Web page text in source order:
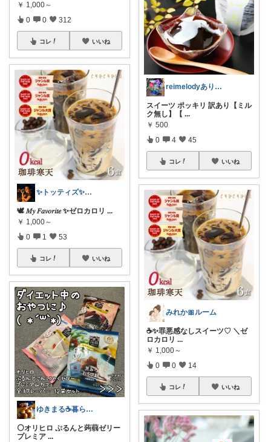
￥ 1,000～
0 0 312
コレ いいね
✨トッティズ✨ラク✖️ダイエット✨
🕊️ 𝑀𝑦 𝐹𝑎𝑣𝑜𝑟𝑖𝑡𝑒 ✨ゼロカロリ ...
￥ 1,000～
0 1 53
コレ いいね
ゆきまる☕️暮らしを楽しむ
⚪️オリヒロ ぷるんと蒟蒻ゼリー
プレミア ...
reimelodyありがとうございます
スイーツ ポッキリ 訳あり【ミル
ク無し】【 ...
￥ 500
0 4 45
コレ いいね
みれか🎀ルーム
☕️✨罪悪感なしスイーツ♡ ＼ゼ
ロカロリ ...
￥ 1,000～
0 0 14
コレ いいね